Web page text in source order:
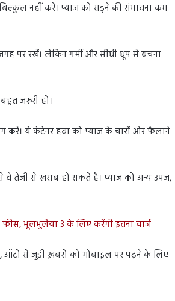
नहीं करें। प्याज को सड़ने की संभावना कम
पर रखें। लेकिन गर्मी और सीधी धूप से बचना
जरूरी हो।
करें। ये कंटेनर हवा को प्याज के चारों ओर फैलाने
तेजी से खराब हो सकते हैं। प्याज को अन्य उपज,
फीस, भूलभुलैया 3 के लिए करेंगी इतना चार्ज
ऑटो से जुड़ी ख़बरो को मोबाइल पर पढ़ने के लिए